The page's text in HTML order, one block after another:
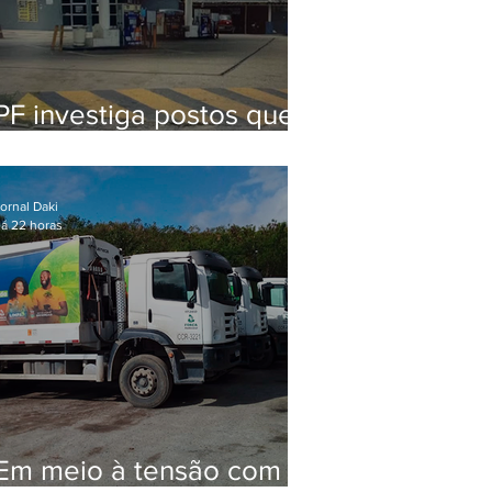
investiga postos que
de secretário
em 2020
meio à tensão com
Daki
22 horas